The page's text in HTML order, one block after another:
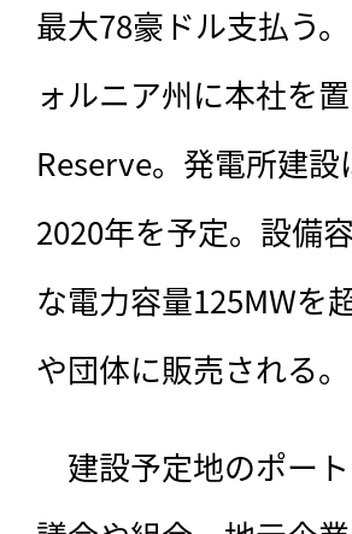
最大78豪ドル支払う
ォルニア州に本社を
Reserve。発電所建
2020年を予定。設備
な電力容量125MWを
や団体に販売される。
建設予定地のポー